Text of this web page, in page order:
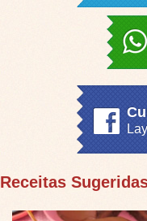
Receitas